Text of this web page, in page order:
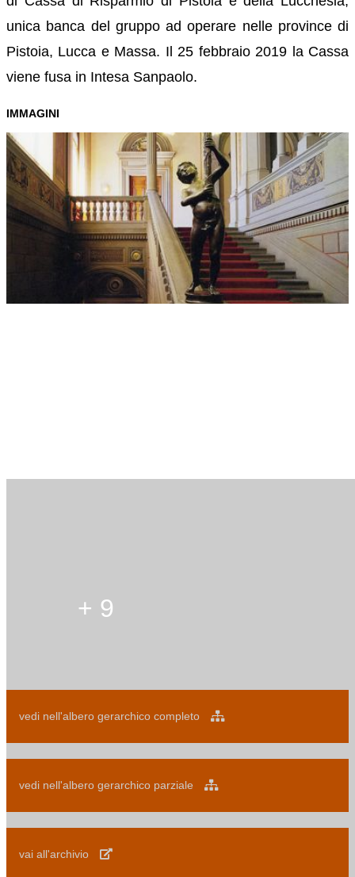
unica banca del gruppo ad operare nelle province di
Pistoia, Lucca e Massa. Il 25 febbraio 2019 la Cassa
viene fusa in Intesa Sanpaolo.
IMMAGINI
+ 9
vedi nell'albero gerarchico completo
vedi nell'albero gerarchico parziale
vai all'archivio